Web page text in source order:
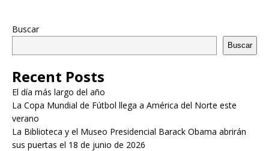
Buscar
Buscar
Recent Posts
El día más largo del año
La Copa Mundial de Fútbol llega a América del Norte este
verano
La Biblioteca y el Museo Presidencial Barack Obama abrirán
sus puertas el 18 de junio de 2026